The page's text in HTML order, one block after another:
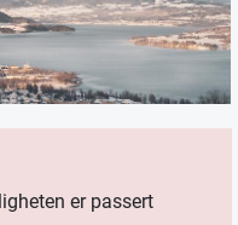
er passert